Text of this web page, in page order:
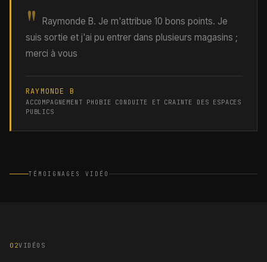
" Raymonde B. Je m'attribue 10 bons points. Je
suis sortie et j'ai pu entrer dans plusieurs magasins ;
merci à vous
RAYMONDE B
ACCOMPAGNEMENT PHOBIE CONDUITE ET CRAINTE DES ESPACES
PUBLICS
TÉMOIGNAGES VIDÉO
02VIDÉOS